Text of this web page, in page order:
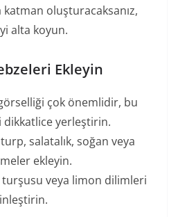
oluşturacaksanız,
alta koyun.
Ekleyin
çok önemlidir, bu
dikkatlice yerleştirin.
salatalık, soğan veya
ekleyin.
veya limon dilimleri